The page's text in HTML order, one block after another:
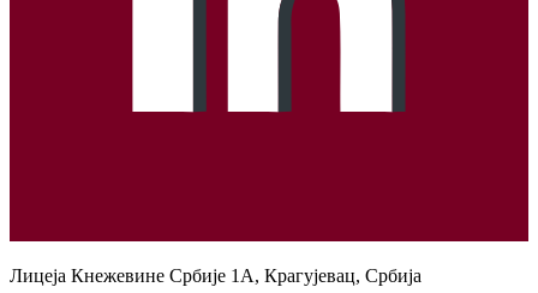
Лицеја Кнежевине Србије 1А, Крагујевац, Србија